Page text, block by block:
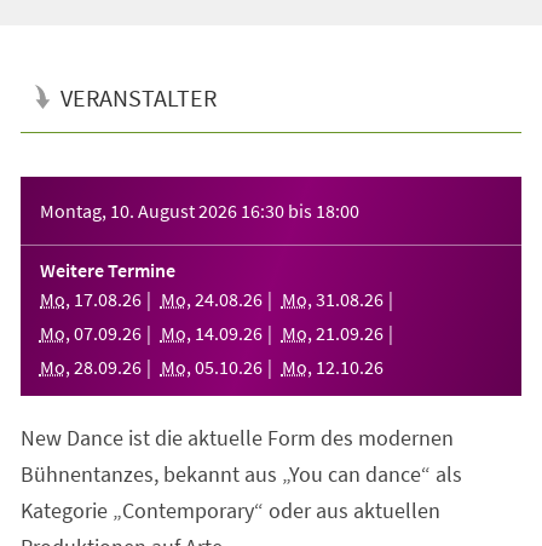
VERANSTALTER
Montag, 10. August 2026 16:30 bis 18:00
Weitere Termine
Mo, 17.08.26 Mo, 24.08.26 Mo, 31 .08.26
Mo, 07.09.26 Mo, 14.09.26 Mo, 21 .09.26
Mo, 28.09.26 Mo, 05.10.26 Mo, 12.10.26
New Dance ist die aktuelle Form des modernen
Bühnentanzes, bekannt aus „You can dance“ als
Kategorie „Contemporary“ oder aus aktuellen